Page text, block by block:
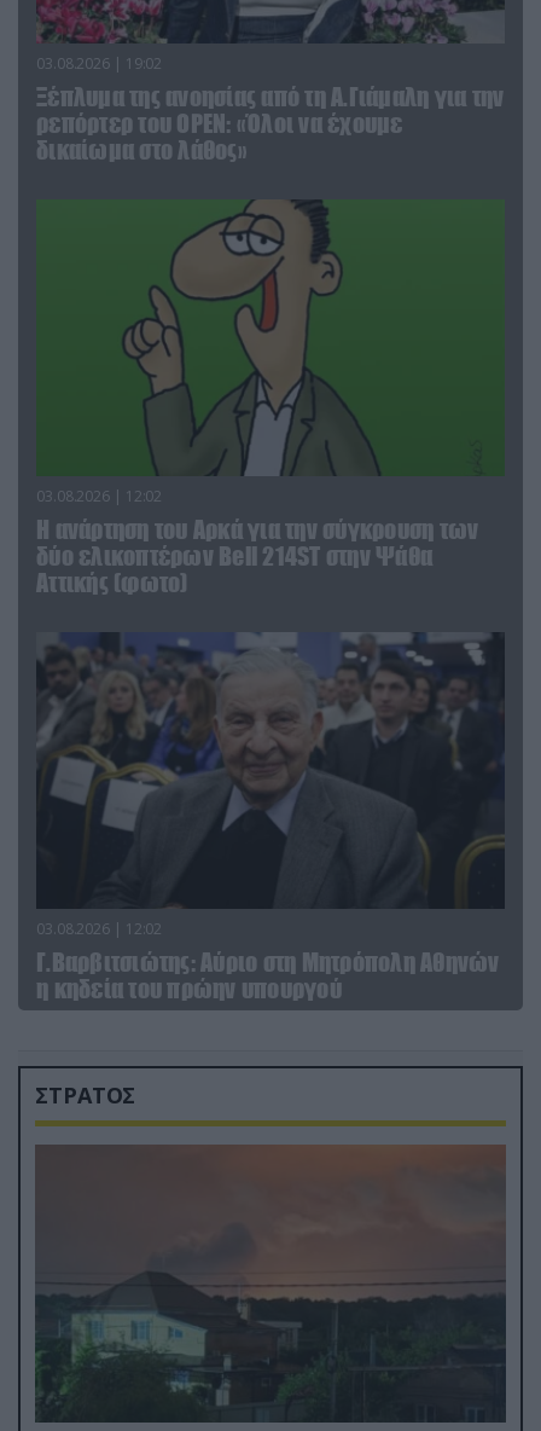
03.08.2026 | 19:02
Ξέπλυμα της ανοησίας από τη Α.Γιάμαλη για την
ρεπόρτερ του ΟΡΕΝ: «Όλοι να έχουμε
δικαίωμα στο λάθος»
03.08.2026 | 12:02
Η ανάρτηση του Αρκά για την σύγκρουση των
δύο ελικοπτέρων Bell 214ST στην Ψάθα
Αττικής (φωτο)
03.08.2026 | 12:02
Γ.Βαρβιτσιώτης: Aύριο στη Μητρόπολη Αθηνών
η κηδεία του πρώην υπουργού
ΣΤΡΑΤΟΣ